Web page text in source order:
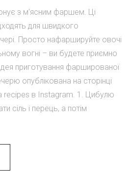
з м'ясним фаршем. Ці
для швидкого
Просто нафаршируйте овочі
вогні – ви будете приємно
приготування фаршированої
опублікована на сторінці
recipes в Instagram. 1. Цибулю
сіль і перець, а потім